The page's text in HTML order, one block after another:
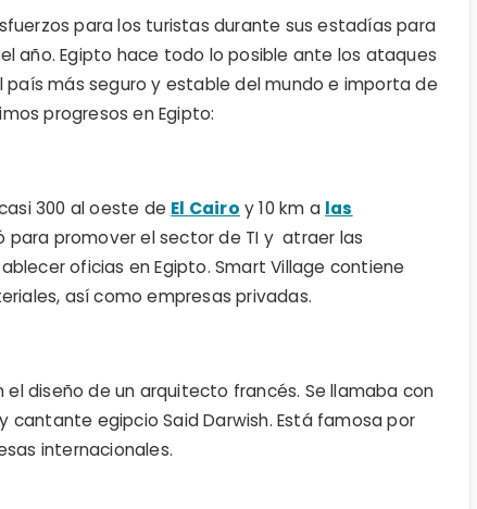
para los turistas durante sus estadías para
año. Egipto hace todo lo posible ante los ataques
más seguro y estable del mundo e importa de
progresos en Egipto:
300 al oeste de El Cairo y 10 km a las
para promover el sector de TI y atraer las
oficias en Egipto. Smart Village contiene
así como empresas privadas.
el diseño de un arquitecto francés. Se llamaba con
egipcio Said Darwish. Está famosa por
internacionales.